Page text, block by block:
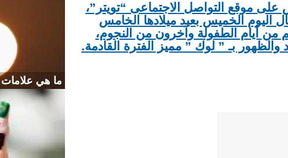
موقع التواصل الاجتماعى “تويتر”،
اليوم الخميس بعيد ميلادها الخامس
من أيام الطفولة وآخرون من النجوم،
بـ ” لوك ” مميز الفترة القادمة.
ما هي علامات